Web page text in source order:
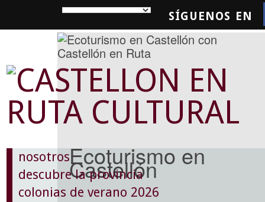
SÍGUENOS EN
Ecoturismo en
Castellón
nosotros
descubre la provincia
colonias de verano 2026